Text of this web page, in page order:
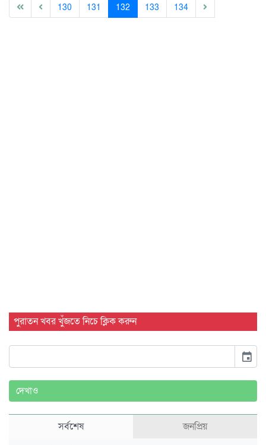
130 131 132(current)
133 134
পুরাতন খবর খুঁজতে নিচে ক্লিক করুন
event
দেখাও
সর্বশেষ জনপ্রিয়